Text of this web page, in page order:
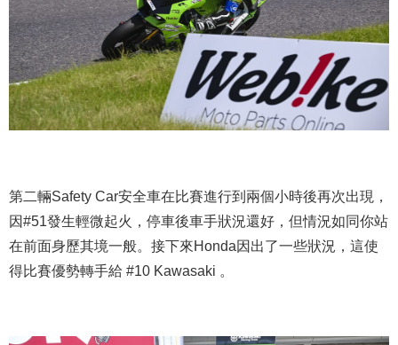
第二輛Safety Car安全車在比賽進行到兩個小時後再次出現，
因#51發生輕微起火，停車後車手狀況還好，但情況如同你站
在前面身歷其境一般。接下來Honda因出了一些狀況，這使
得比賽優勢轉手給 #10 Kawasaki 。